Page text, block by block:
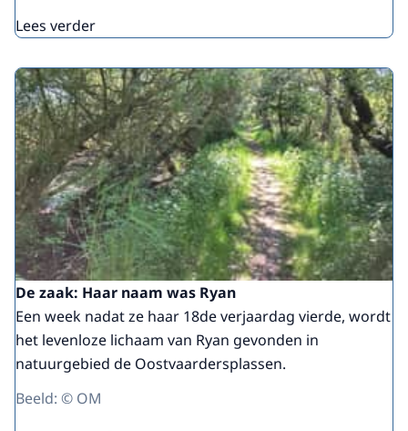
Lees verder
De zaak: Haar naam was Ryan
Een week nadat ze haar 18de verjaardag vierde, wordt
het levenloze lichaam van Ryan gevonden in
natuurgebied de Oostvaardersplassen.
Beeld: © OM